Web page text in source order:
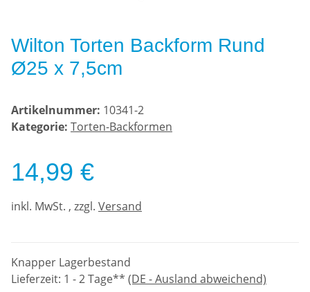
Wilton Torten Backform Rund
Ø25 x 7,5cm
Artikelnummer: 10341-2
Kategorie: Torten-Backformen
14,99 €
inkl. MwSt. , zzgl. Versand
Knapper Lagerbestand
Lieferzeit: 1 - 2 Tage** (DE - Ausland abweichend)